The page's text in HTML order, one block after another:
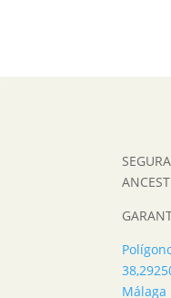
38,
Málaga